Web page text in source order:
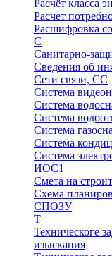
Расчёт класса
Расчет
Расшифровка
С
Санитарно-
Сведения об
Сети связи, СС
Система
Система
Система
Система
Система
Система
ИОС1
Смета на
Схема
СПОЗУ
Т
Техническоге
изыскания